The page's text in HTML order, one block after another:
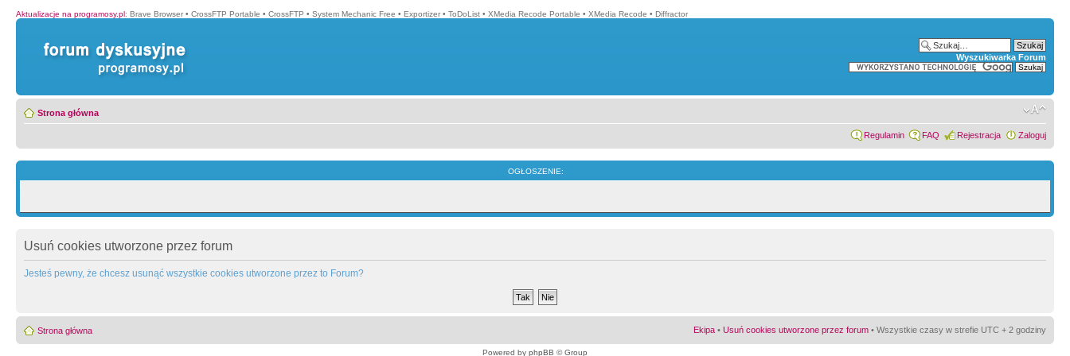
Aktualizacje na programosy.pl: Brave Browser • CrossFTP Portable • CrossFTP • System Mechanic Free • Exportizer • ToDoList • XMedia Recode Portable • XMedia Recode • Diffractor
Wyszukiwarka Forum
Strona główna
Regulamin FAQ Rejestracja Zaloguj
OGŁOSZENIE:
Usuń cookies utworzone przez forum
Jesteś pewny, że chcesz usunąć wszystkie cookies utworzone przez to Forum?
Strona główna Ekipa • Usuń cookies utworzone przez forum • Wszystkie czasy w strefie UTC + 2 godziny
Powered by phpBB © Group